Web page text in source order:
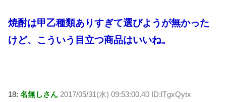
焼酎は甲乙種類ありすぎて選びようが無かった
けど、こういう目立つ商品はいいね。
18: 名無しさん 2017/05/31(水) 09:53:00.40 ID:lTgxQytx